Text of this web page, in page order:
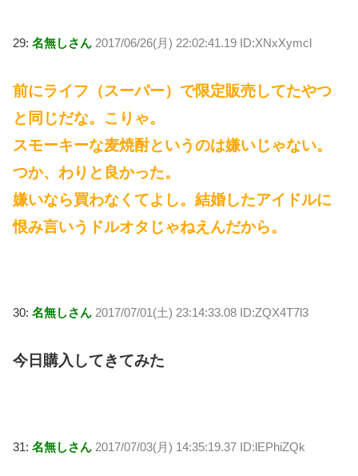
29: 名無しさん 2017/06/26(月) 22:02:41.19 ID:XNxXymcl
前にライフ（スーパー）で限定販売してたやつ
と同じだな。こりゃ。
スモーキーな麦焼酎というのは嫌いじゃない。
つか、わりと良かった。
嫌いなら買わなくてよし。結婚したアイドルに
恨み言いうドルオタじゃねえんだから。
30: 名無しさん 2017/07/01(土) 23:14:33.08 ID:ZQX4T7l3
今日購入してきてみた
31: 名無しさん 2017/07/03(月) 14:35:19.37 ID:lEPhiZQk